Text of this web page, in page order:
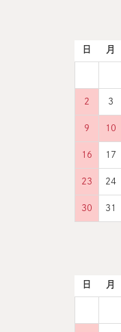
日 月
2 3
9 10
16 17
23 24
30 31
日 月